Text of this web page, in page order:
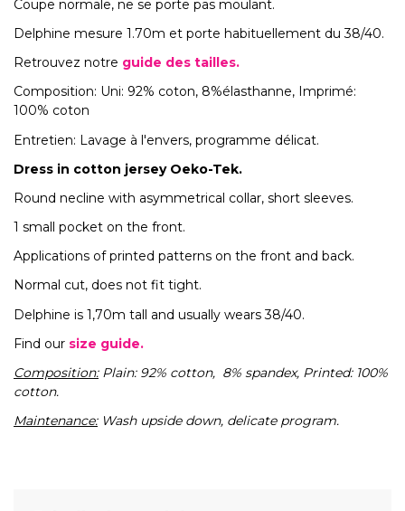
Coupe normale, ne se porte pas moulant.
Delphine mesure 1.70m et porte habituellement du 38/40.
Retrouvez notre guide des tailles.
Composition: Uni: 92% coton, 8%élasthanne, Imprimé:
100% coton
Entretien: Lavage à l'envers, programme délicat.
Dress in cotton jersey Oeko-Tek.
Round necline with asymmetrical collar, short sleeves.
1 small pocket on the front.
Applications of printed patterns on the front and back.
Normal cut, does not fit tight.
Delphine is 1,70m tall and usually wears 38/40.
Find our size guide.
Composition:Plain: 92% cotton, 8% spandex, Printed: 100%
cotton.
Maintenance:Wash upside down, delicate program.